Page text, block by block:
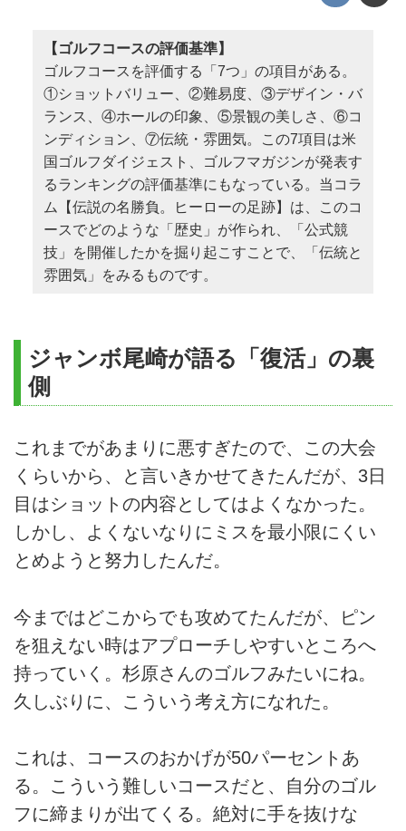
【ゴルフコースの評価基準】
ゴルフコースを評価する「7つ」の項目がある。
①ショットバリュー、②難易度、③デザイン・バ
ランス、④ホールの印象、⑤景観の美しさ、⑥コ
ンディション、⑦伝統・雰囲気。この7項目は米
国ゴルフダイジェスト、ゴルフマガジンが発表す
るランキングの評価基準にもなっている。当コラ
ム【伝説の名勝負。ヒーローの足跡】は、このコ
ースでどのような「歴史」が作られ、「公式競
技」を開催したかを掘り起こすことで、「伝統と
雰囲気」をみるものです。
ジャンボ尾崎が語る「復活」の裏
側
これまでがあまりに悪すぎたので、この大会
くらいから、と言いきかせてきたんだが、3日
目はショットの内容としてはよくなかった。
しかし、よくないなりにミスを最小限にくい
とめようと努力したんだ。
今まではどこからでも攻めてたんだが、ピン
を狙えない時はアプローチしやすいところへ
持っていく。杉原さんのゴルフみたいにね。
久しぶりに、こういう考え方になれた。
これは、コースのおかげが50パーセントあ
る。こういう難しいコースだと、自分のゴル
フに締まりが出てくる。絶対に手を抜けな